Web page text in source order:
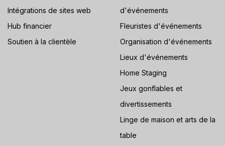
Intégrations de sites web
Hub financier
Soutien à la clientèle
d'événements
Fleuristes d'événements
Organisation d'événements
Lieux d'événements
Home Staging
Jeux gonflables et
divertissements
Linge de maison et arts de la
table